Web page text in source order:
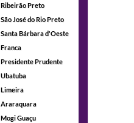
Ribeirão Preto
São José do Rio Preto
Santa Bárbara d'Oeste
Franca
Presidente Prudente
Ubatuba
Limeira
Araraquara
Mogi Guaçu